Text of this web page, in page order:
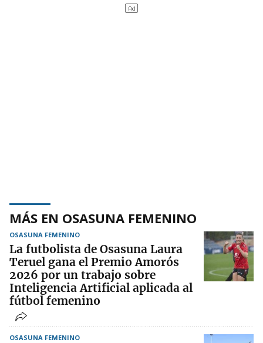
MÁS EN OSASUNA FEMENINO
OSASUNA FEMENINO
La futbolista de Osasuna Laura
Teruel gana el Premio Amorós
2026 por un trabajo sobre
Inteligencia Artificial aplicada al
fútbol femenino
OSASUNA FEMENINO